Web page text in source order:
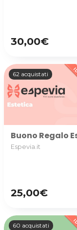
30,00€
62 acquistati
Buono Regalo
Espevia.it
25,00€
60 acquistati